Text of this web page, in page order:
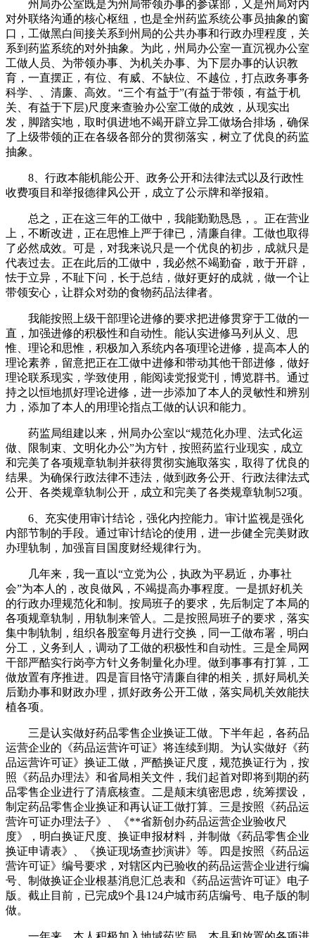
州局办公室既是为州局带领办事的参谋部，又是州局对内
对外联络沟通的核心枢纽，也是全州药监系统公事员抽象的窗
口，工做黑白间接关系到州局的公共办事和行政办理程度，关
系到药监系统的对外抽象。为此，州局办公室一直沉视办公室
工做人员、为带领办事、为机关办事、为下层办事的认识教
育，一直摆正，有位、有威、不缺位、不越位，打点政务事务
科学、、清廉、高效。“三个有益于”(有益于带领，有益于机
关、有益于下层)尺度来查验办公室工做的成效，从现实出
发，脚踏实地，取时俱进地不竭开辟立异工做场合排场，确保
了上级带领的正在各级各部分的贯彻落实，树立了优良的药监
抽象。
8、行政本能机能公开、政务公开和法律法式以及行政性
收费项目和举报德律风公开，成立了公示牌和举报箱。
总之，正在这三年的工做中，我能勤勤恳恳，。正在营业
上，不断改进，正在思惟上严于律已，清廉自律。工做也取得
了必然成效。可是，对我来说只是一个优良的初步，成就只是
代表过去。正在此后的工做中，我必然不竭勤奋，敢于开辟，
怯于立异，不耻下问，长于总结，做好更好的成就，做一个让
带领安心，让群众对劲的食物药品法律者。
我能按照上级干部理论进修的要求把进修贯穿于工做的一
直，加强进修的积极性和自动性。能认实进修马列从义、思
惟、理论和思惟，积极加入系统内各项理论进修，提高本人的
理论素养，留意把正在工做中进修和带动其他干部进修，做好
理论联系现实，学致使用，能阅读党报党刊，博览群书。通过
持之以恒地抓好理论进修，进一步添加了本人的灵敏性和辨别
力，添加了本人的用理论指点工做的认识和能力。
药监局组建以来，州局办公室以“规范化办理、法式化运
做、限制束、文明化办公”为方针，按照药监行业现实，成立
和完美了各项规章轨制并获得贯彻实施取落实，取得了优良的
结果。为确保行政法律不违法，做到政务公开、行政法律法式
公开、各类规章轨制公开，成立和完美了各类规章轨制52项。
6、充实使用审计结论，强化内控能力。审计监视是强化
内部节制的手段。通过审计结论的使用，进一步健全完美财政
办理轨制，加强盲目国度财经规律行为。
几年来，我一直以“立党为公，执政为平易近，办事社
会”为本人的，改良做风，不竭提高办事程度。一是抓好机关
的行政办理规范化和制。按局班子的要求，先后制定了本局的
各项规章轨制，用轨制来管人。二是按照局班子的要求，落实
集中制轨制，组织各股室每月进行交换，同一工做布署，明白
分工，义务到人，调动了工做的积极性和自动性。三是全局网
干部严酷实行岗亭方针义务制量化办理。做到事事有打算，工
做放置有序推进。四是盲目恪守清廉自律的相关，抓好局机关
后勤办事和财政办理，抓好政务公开工做，落实局机关效能扶
植各项。
三是认实做好药品零售企业换证工做。下半年起，各药品
运营企业的《药品运营许可证》将连续到期。为认实做好《药
品运营许可证》换证工做，严酷换证尺度，规范换证行为，按
照《药品办理法》和省局相关文件，我们起首对即将到期的药
品零售企业进行了清底核查。二是颠末缜密思虑，统筹摆设，
制定药品零售企业换证和再认证工做打算。三是按照《药品运
营许可证办理法子》、《**省新创办药品运营企业验收尺
度》，明白换证尺度、换证申报材料，并制做《药品零售企业
换证申请表》、《换证现场查抄演讲》等。四是按照《药品运
营许可证》编号要求，对辖区内已验收的药品运营企业进行编
号、制做换证企业根基消息汇总表和《药品运营许可证》电子
版。截止目前，已完成9个县124户城市药店编号、电子版的制
做。